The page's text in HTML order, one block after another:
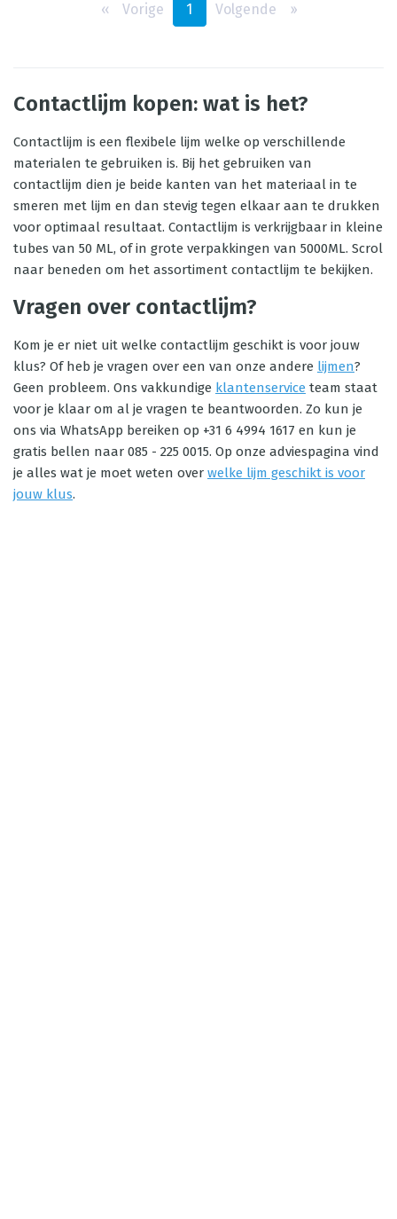
‹‹ Vorige 1 Volgende ››
Contactlijm kopen: wat is het?
Contactlijm is een flexibele lijm welke op verschillende
materialen te gebruiken is. Bij het gebruiken van
contactlijm dien je beide kanten van het materiaal in te
smeren met lijm en dan stevig tegen elkaar aan te drukken
voor optimaal resultaat. Contactlijm is verkrijgbaar in kleine
tubes van 50 ML, of in grote verpakkingen van 5000ML. Scrol
naar beneden om het assortiment contactlijm te bekijken.
Vragen over contactlijm?
Kom je er niet uit welke contactlijm geschikt is voor jouw
klus? Of heb je vragen over een van onze andere lijmen?
Geen probleem. Ons vakkundige klantenservice team staat
voor je klaar om al je vragen te beantwoorden. Zo kun je
ons via WhatsApp bereiken op +31 6 4994 1617 en kun je
gratis bellen naar 085 - 225 0015. Op onze adviespagina vind
je alles wat je moet weten over welke lijm geschikt is voor
jouw klus.